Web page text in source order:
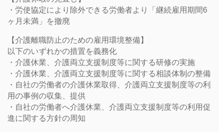
・労使協定により除外できる労働者より「継続雇用期間6
ヶ月未満」を撤廃
【介護離職防止のための雇用環境整備】
以下のいずれかの措置を義務化
・介護休業、介護両立支援制度等に関する研修の実施
・介護休業、介護両立支援制度等に関する相談体制の整備
・自社の労働者の介護休業取得、介護両立支援制度等の利
用の事例の収集、提供
・自社の労働者へ介護休業、介護両立支援制度等の利用促
進に関する方針の周知